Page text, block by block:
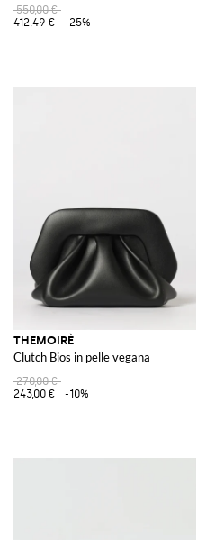
550,00 €
412,49 €
-25%
THEMOIRÈ
Clutch Bios in pelle vegana
270,00 €
243,00 €
-10%